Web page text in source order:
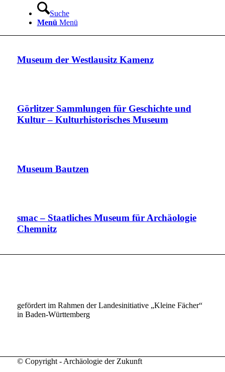
Suche
Menü Menü
Museum der Westlausitz Kamenz
Görlitzer Sammlungen für Geschichte und
Kultur – Kulturhistorisches Museum
Museum Bautzen
smac – Staatliches Museum für Archäologie
Chemnitz
gefördert im Rahmen der Landesinitiative „Kleine Fächer“
in Baden-Württemberg
© Copyright - Archäologie der Zukunft